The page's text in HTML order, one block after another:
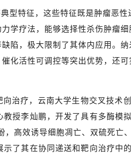
型特征，这些特征既是肿瘤恶
学疗法，能够选择性杀伤肿瘤
陷，极大限制了其体内应用。
化活性可调控等突出优势，还
治疗，云南大学生物交叉技术
教授李灿鹏 ，开发了具有多酶模
高效诱导细胞凋亡、双硫死亡
了其在协同递送和靶向治疗中